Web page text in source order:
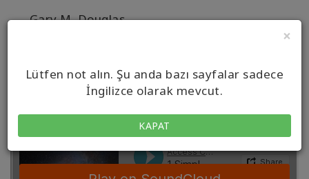
×
Lütfen not alın. Şu anda bazı sayfalar sadece
İngilizce olarak mevcut.
KAPAT
Gary M. Douglas